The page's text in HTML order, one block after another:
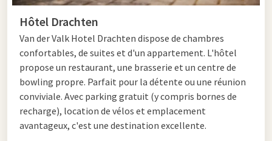
et ses boutiques, ou profitez d'un dîner dans l'un des
restaurants locaux. Vous combinerez ainsi culture, nature et
détente au cours d'un même séjour.
Hôtel près de Giethoorn
Le Van der Valk Hotel Drachten offre tout le confort
nécessaire pour un séjour agréable. Profitez d'
modernes, d'une excellente accessibilité et d'un
Hôtel Drachten
Van der Valk Hotel Drachten dispose de chambres
confortables, de suites et d'un appartement. L'hôtel
propose un restaurant, une brasserie et un centre de
bowling propre. Parfait pour la détente ou une réunion
conviviale. Avec parking gratuit (y compris bornes de
recharge), location de vélos et emplacement
avantageux, c'est une destination excellente.